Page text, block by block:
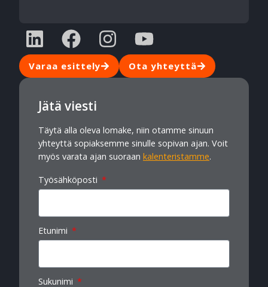
Varaa esittely Ota yhteyttä
Jätä viesti
Täytä alla oleva lomake, niin otamme sinuun
yhteyttä sopiaksemme sinulle sopivan ajan. Voit
myös varata ajan suoraan kalenteristamme.
Työsähköposti
Etunimi
Sukunimi